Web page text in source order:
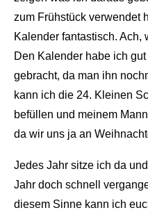
zum Frühstück verwendet
Kalender fantastisch. Ach,
Den Kalender habe ich
gebracht, da man ihn
kann ich die 24. Kleinen
befüllen und meinem
da wir uns ja an
Jedes Jahr sitze ich da
Jahr doch schnell
diesem Sinne kann ich